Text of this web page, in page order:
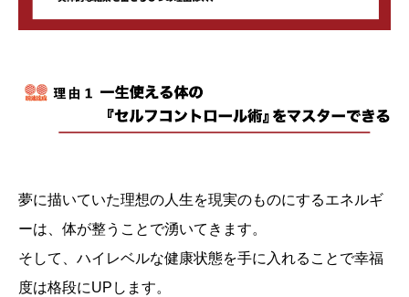
夢に描いていた理想の人生を現実のものにするエネルギ
ーは、体が整うことで湧いてきます。
そして、ハイレベルな健康状態を手に入れることで幸福
度は格段にUPします。